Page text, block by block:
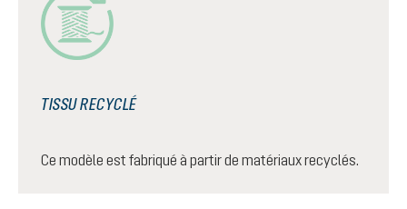
TISSU RECYCLÉ
Ce modèle est fabriqué à partir de matériaux recyclés.